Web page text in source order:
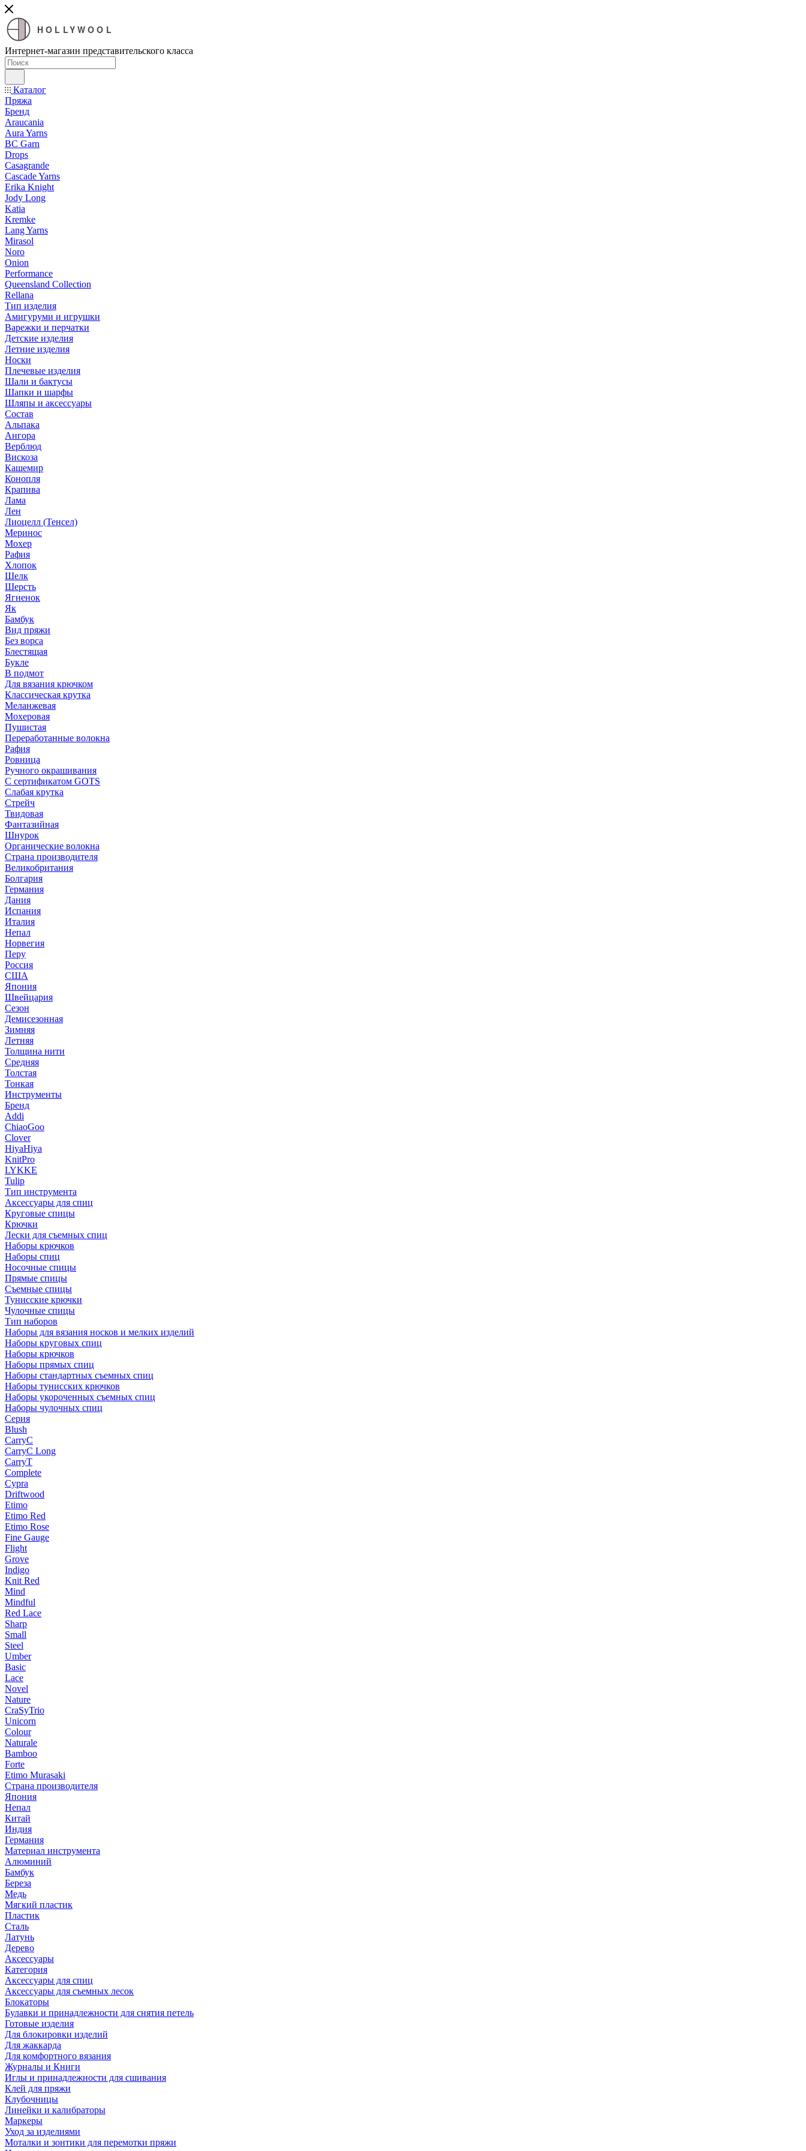
HOLLYWOOL
Интернет-магазин представительского класса
Каталог
Пряжа
Бренд
Araucania
Aura Yarns
BC Garn
Drops
Casagrande
Cascade Yarns
Erika Knight
Jody Long
Katia
Kremke
Lang Yarns
Mirasol
Noro
Onion
Performance
Queensland Collection
Rellana
Тип изделия
Амигуруми и игрушки
Варежки и перчатки
Детские изделия
Летние изделия
Носки
Плечевые изделия
Шали и бактусы
Шапки и шарфы
Шляпы и аксессуары
Состав
Альпака
Ангора
Верблюд
Вискоза
Кашемир
Конопля
Крапива
Лама
Лен
Лиоцелл (Тенсел)
Меринос
Мохер
Рафия
Хлопок
Шелк
Шерсть
Ягненок
Як
Бамбук
Вид пряжи
Без ворса
Блестящая
Букле
В подмот
Для вязания крючком
Классическая крутка
Меланжевая
Мохеровая
Пушистая
Переработанные волокна
Рафия
Ровница
Ручного окрашивания
С сертификатом GOTS
Слабая крутка
Стрейч
Твидовая
Фантазийная
Шнурок
Органические волокна
Страна производителя
Великобритания
Болгария
Германия
Дания
Испания
Италия
Непал
Норвегия
Перу
Россия
США
Япония
Швейцария
Сезон
Демисезонная
Зимняя
Летняя
Толщина нити
Средняя
Толстая
Тонкая
Инструменты
Бренд
Addi
ChiaoGoo
Clover
HiyaHiya
KnitPro
LYKKE
Tulip
Тип инструмента
Аксессуары для спиц
Круговые спицы
Крючки
Лески для съемных спиц
Наборы крючков
Наборы спиц
Носочные спицы
Прямые спицы
Съемные спицы
Тунисские крючки
Чулочные спицы
Тип наборов
Наборы для вязания носков и мелких изделий
Наборы круговых спиц
Наборы крючков
Наборы прямых спиц
Наборы стандартных съемных спиц
Наборы тунисских крючков
Наборы укороченных съемных спиц
Наборы чулочных спиц
Серия
Blush
CarryC
CarryC Long
CarryT
Complete
Cypra
Driftwood
Etimo
Etimo Red
Etimo Rose
Fine Gauge
Flight
Grove
Indigo
Knit Red
Mind
Mindful
Red Lace
Sharp
Small
Steel
Umber
Basic
Lace
Novel
Nature
CraSyTrio
Unicorn
Colour
Naturale
Bamboo
Forte
Etimo Murasaki
Страна производителя
Япония
Непал
Китай
Индия
Германия
Материал инструмента
Алюминий
Бамбук
Береза
Медь
Мягкий пластик
Пластик
Сталь
Латунь
Дерево
Аксессуары
Категория
Аксессуары для спиц
Аксессуары для съемных лесок
Блокаторы
Булавки и принадлежности для снятия петель
Готовые изделия
Для блокировки изделий
Для жаккарда
Для комфортного вязания
Журналы и Книги
Иглы и принадлежности для сшивания
Клей для пряжи
Клубочницы
Линейки и калибраторы
Маркеры
Уход за изделиями
Моталки и зонтики для перемотки пряжи